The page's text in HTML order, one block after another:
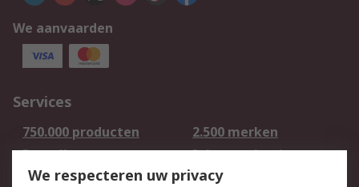
We aanvaarden
Services
750.000 producten
2.500 merken
Bestellen
Inkoopoplossingen
Retouren
Technisch advies
We respecteren uw privacy